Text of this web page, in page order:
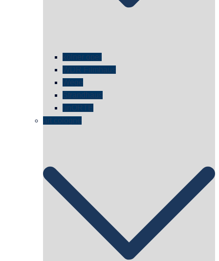
kölner oper
WDR Filmhaus
Wege
Strandhaus
unORTE
art cologne